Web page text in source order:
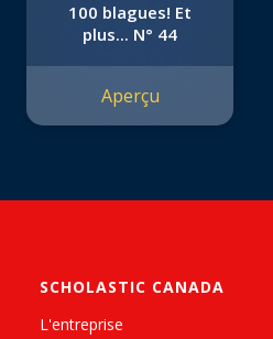
100 blagues! Et
plus... N° 44
Aperçu
SCHOLASTIC CANADA
L'entreprise